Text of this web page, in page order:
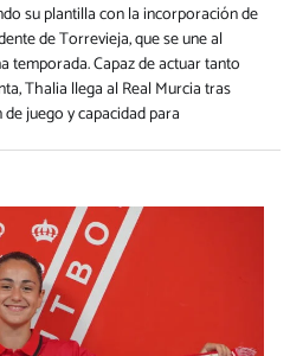
su plantilla con la incorporación de
de Torrevieja, que se une al
temporada. Capaz de actuar tanto
Thalia llega al Real Murcia tras
juego y capacidad para